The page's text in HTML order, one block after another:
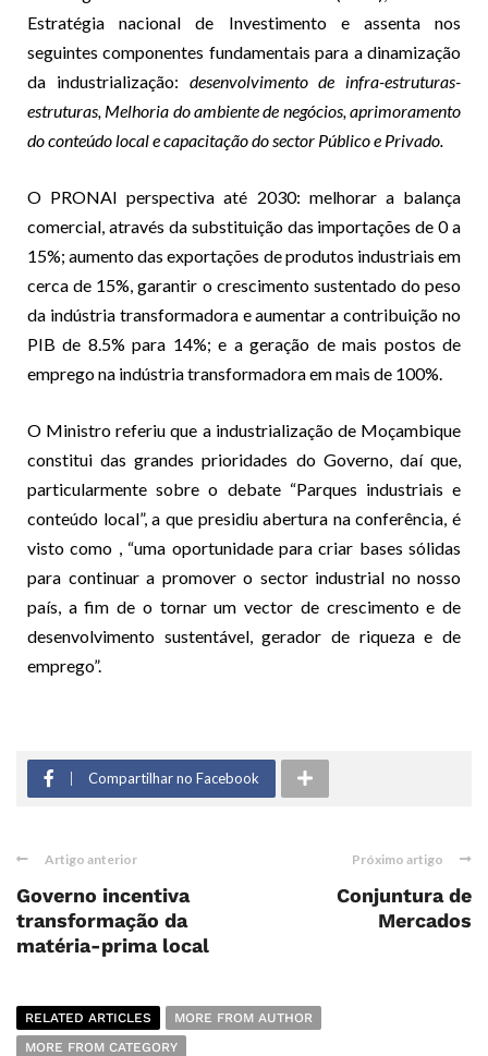
Estratégia nacional de Investimento e assenta nos
seguintes componentes fundamentais para a dinamização
da industrialização: desenvolvimento de infra-estruturas-
estruturas, Melhoria do ambiente de negócios, aprimoramento
do conteúdo local e capacitação do sector Público e Privado.
O PRONAI perspectiva até 2030: melhorar a balança
comercial, através da substituição das importações de 0 a
15%; aumento das exportações de produtos industriais em
cerca de 15%, garantir o crescimento sustentado do peso
da indústria transformadora e aumentar a contribuição no
PIB de 8.5% para 14%; e a geração de mais postos de
emprego na indústria transformadora em mais de 100%.
O Ministro referiu que a industrialização de Moçambique
constitui das grandes prioridades do Governo, daí que,
particularmente sobre o debate “Parques industriais e
conteúdo local”, a que presidiu abertura na conferência, é
visto como , “uma oportunidade para criar bases sólidas
para continuar a promover o sector industrial no nosso
país, a fim de o tornar um vector de crescimento e de
desenvolvimento sustentável, gerador de riqueza e de
emprego”.
Compartilhar no Facebook
Artigo anterior
Governo incentiva
transformação da
matéria-prima local
Próximo artigo
Conjuntura de
Mercados
RELATED ARTICLES
MORE FROM AUTHOR
MORE FROM CATEGORY